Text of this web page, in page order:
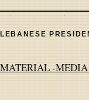
LEBANESE
MATERIAL -MEDIA